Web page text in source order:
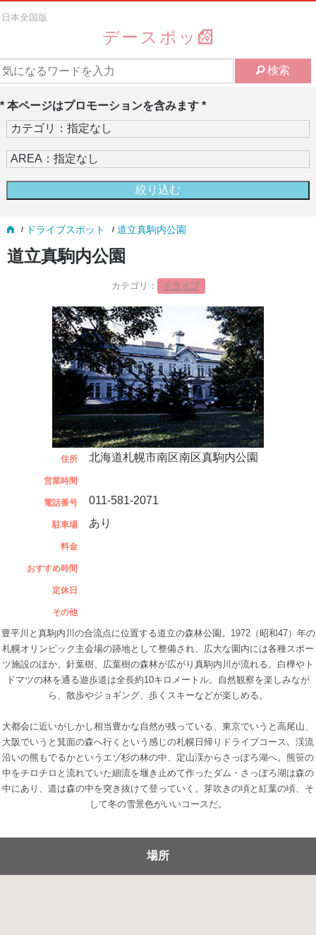
日本全国版
デースポッ
検索
* 本ページはプロモーションを含みます *
ドライブスポット 道立真駒内公園
道立真駒内公園
カテゴリ： ドライブ
住所 北海道札幌市南区南区真駒内公園
営業時間
電話番号 011-581-2071
駐車場 あり
料金
おすすめ時間
定休日
その他
豊平川と真駒内川の合流点に位置する道立の森林公園。1972（昭和47）年の
札幌オリンピック主会場の跡地として整備され、広大な園内には各種スポー
ツ施設のほか、針葉樹、広葉樹の森林が広がり真駒内川が流れる。白樺やト
ドマツの林を通る遊歩道は全長約10キロメートル。自然観察を楽しみなが
ら、散歩やジョギング、歩くスキーなどが楽しめる。
大都会に近いがしかし相当豊かな自然が残っている、東京でいうと高尾山、
大阪でいうと箕面の森へ行くという感じの札幌日帰りドライブコース。渓流
沿いの熊もでるかというエゾ杉の林の中、定山渓からさっぽろ湖へ。熊笹の
中をチロチロと流れていた細流を堰き止めて作ったダム・さっぽろ湖は森の
中にあり、道は森の中を突き抜けて登っていく。芽吹きの頃と紅葉の頃、そ
して冬の雪景色がいいコースだ。
場所